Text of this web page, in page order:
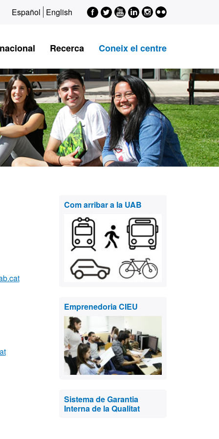
Español English Facebook
Twitter
Youtube
LinkedIn
Instagram
Flickr
Recerca Coneix el centre
Informació
complementària
Com arribar a la UAB
Emprenedoria CIEU
Sistema de Garantia
Interna de la Qualitat